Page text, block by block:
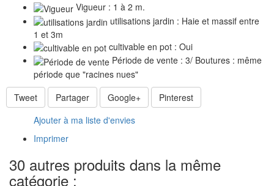
Vigueur : 1 à 2 m.
utilisations jardin : Haie et massif entre
1 et 3m
cultivable en pot : Oui
Période de vente : 3/ Boutures : même
période que "racines nues"
Tweet
Partager Google+
Pinterest
Ajouter à ma liste d'envies
Imprimer
30 autres produits dans la même
catégorie :